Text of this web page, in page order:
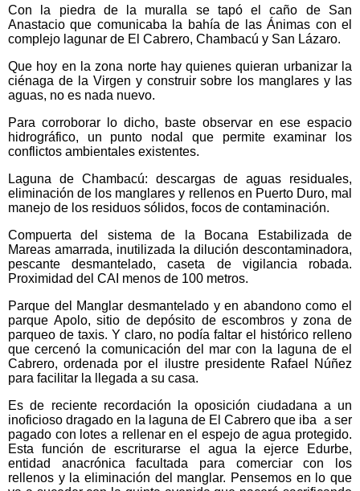
Con la piedra de la muralla se tapó el caño de San
Anastacio que comunicaba la bahía de las Ánimas con el
complejo lagunar de El Cabrero, Chambacú y San Lázaro.
Que hoy en la zona norte hay quienes quieran urbanizar la
ciénaga de la Virgen y construir sobre los manglares y las
aguas, no es nada nuevo.
Para corroborar lo dicho, baste observar en ese espacio
hidrográfico, un punto nodal que permite examinar los
conflictos ambientales existentes.
Laguna de Chambacú: descargas de aguas residuales,
eliminación de los manglares y rellenos en Puerto Duro, mal
manejo de los residuos sólidos, focos de contaminación.
Compuerta del sistema de la Bocana Estabilizada de
Mareas amarrada, inutilizada la dilución descontaminadora,
pescante desmantelado, caseta de vigilancia robada.
Proximidad del CAI menos de 100 metros.
Parque del Manglar desmantelado y en abandono como el
parque Apolo, sitio de depósito de escombros y zona de
parqueo de taxis. Y claro, no podía faltar el histórico relleno
que cercenó la comunicación del mar con la laguna de el
Cabrero, ordenada por el ilustre presidente Rafael Núñez
para facilitar la llegada a su casa.
Es de reciente recordación la oposición ciudadana a un
inoficioso dragado en la laguna de El Cabrero que iba a ser
pagado con lotes a rellenar en el espejo de agua protegido.
Esta función de escriturarse el agua la ejerce Edurbe,
entidad anacrónica facultada para comerciar con los
rellenos y la eliminación del manglar. Pensemos en lo que